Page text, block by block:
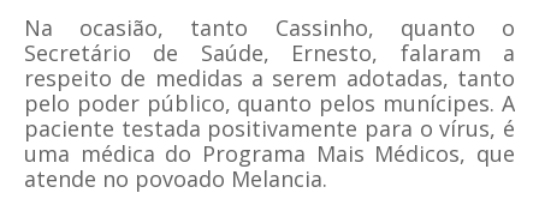
Na ocasião, tanto Cassinho, quanto o
Secretário de Saúde, Ernesto, falaram a
respeito de medidas a serem adotadas, tanto
pelo poder público, quanto pelos munícipes. A
paciente testada positivamente para o vírus, é
uma médica do Programa Mais Médicos, que
atende no povoado Melancia.